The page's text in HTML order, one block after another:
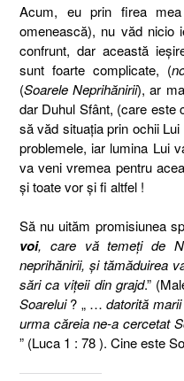
Acum, eu prin firea mea
omenească), nu văd nicio
confrunt, dar această
sunt foarte complicate, (
(Soarele Neprihănirii), ar
dar Duhul Sfânt, (care este
să văd situaţia prin ochii
problemele, iar lumina Lui
va veni vremea pentru
şi toate vor şi fi altfel !
Să nu uităm promisiunea
voi, care vă temeţi de
neprihănirii, şi tămăduirea
sări ca viţeii din grajd.”
Soarelui? „ …datorită
urma căreia ne-a cercetat
” (Luca 1 : 78 ). Cine este